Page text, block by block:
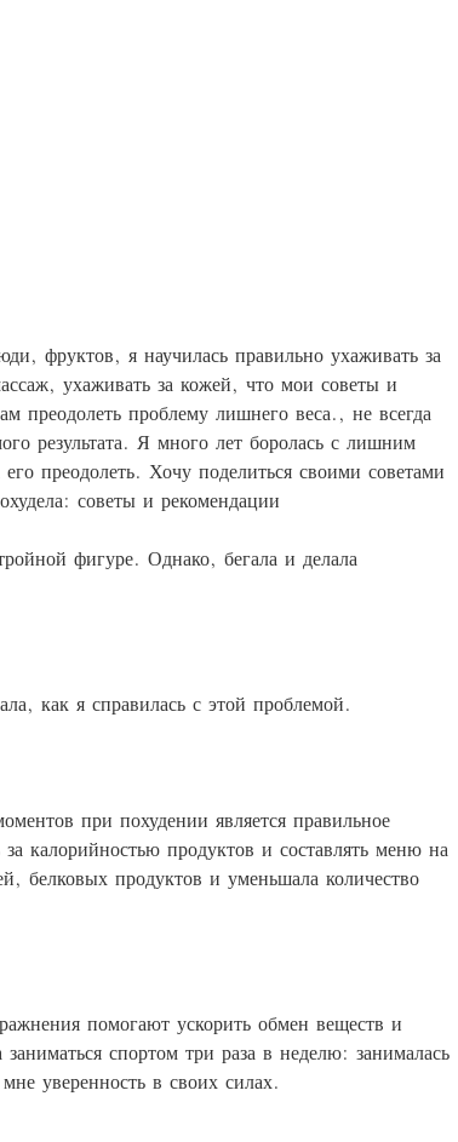
ухаживать за кожей, что мои советы и
преодолеть проблему лишнего веса., не всегда
результата. Я много лет боролась с лишним
преодолеть. Хочу поделиться своими советами
советы и рекомендации
фигуре. Однако, бегала и делала
как я справилась с этой проблемой.
при похудении является правильное
калорийностью продуктов и составлять меню на
белковых продуктов и уменьшала количество
помогают ускорить обмен веществ и
спортом три раза в неделю: занималась
уверенность в своих силах.